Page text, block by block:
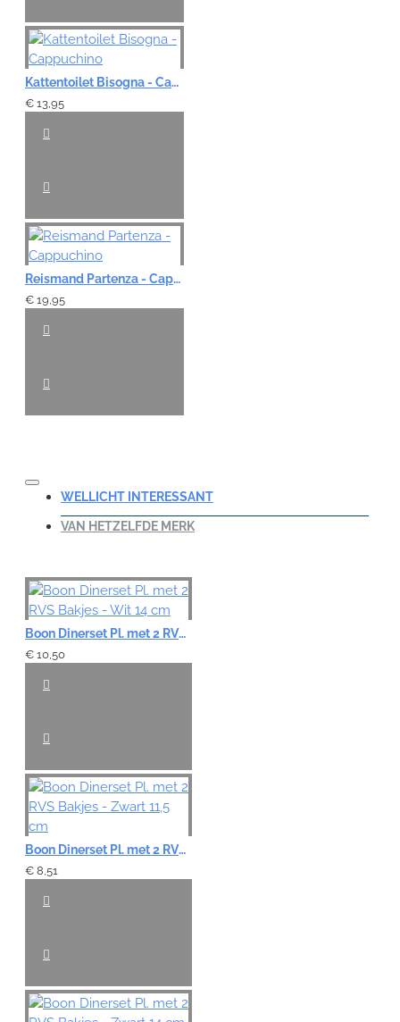
Kattentoilet Bisogna - Cappuchino
€ 13,95
Reismand Partenza - Cappuchino
€ 19,95
WELLICHT INTERESSANT
VAN HETZELFDE MERK
Boon Dinerset Pl. met 2 RVS Bakjes - Wit 14 cm
€ 10,50
Boon Dinerset Pl. met 2 RVS Bakjes - Zwart 11,5 cm
€ 8,51